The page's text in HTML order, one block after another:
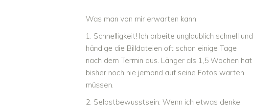
Was man von mir erwarten kann:
1. Schnelligkeit! Ich arbeite unglaublich schnell und
händige die Billdateien oft schon einige Tage
nach dem Termin aus. Länger als 1,5 Wochen hat
bisher noch nie jemand auf seine Fotos warten
müssen.
2. Selbstbewusstsein: Wenn ich etwas denke,